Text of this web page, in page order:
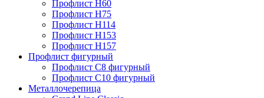
Профлист Н60
Профлист Н75
Профлист Н114
Профлист Н153
Профлист Н157
Профлист фигурный
Профлист С8 фигурный
Профлист С10 фигурный
Металлочерепица